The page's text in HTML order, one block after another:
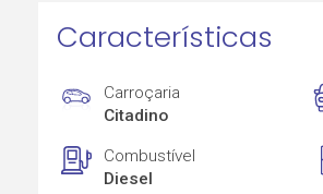
Características
Carroçaria
Citadino
Combustível
Diesel